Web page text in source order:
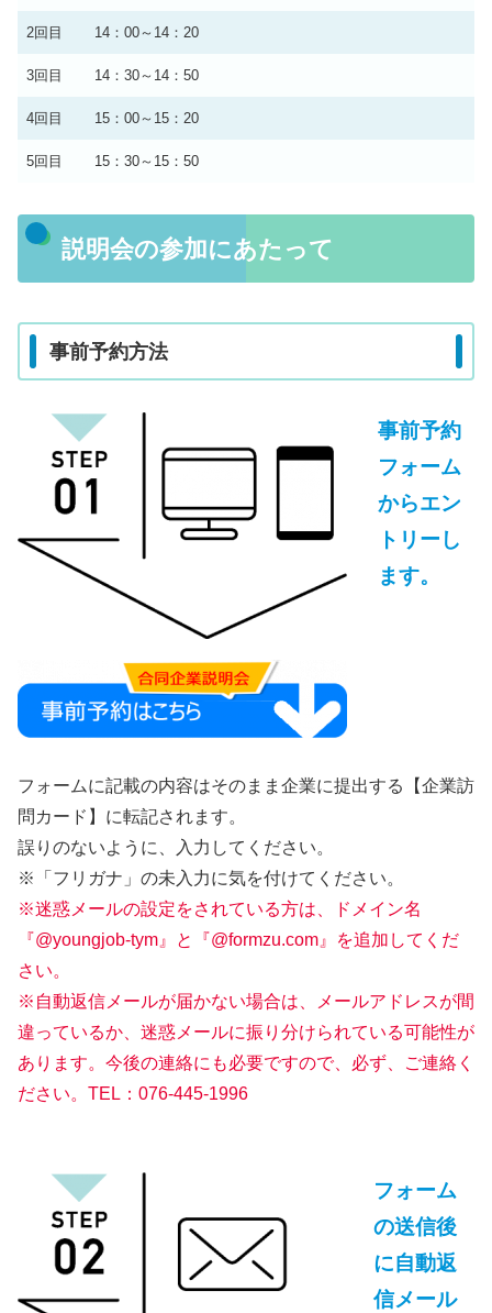
2回目 14：00～14：20
3回目 14：30～14：50
4回目 15：00～15：20
5回目 15：30～15：50
説明会の参加にあたって
事前予約方法
事前予約
フォーム
からエン
トリーし
ます。
フォームに記載の内容はそのまま企業に提出する【企業訪
問カード】に転記されます。
誤りのないように、入力してください。
※「フリガナ」の未入力に気を付けてください。
※迷惑メールの設定をされている方は、ドメイン名
『@youngjob-tym』と『@formzu.com』を追加してくだ
さい。
※自動返信メールが届かない場合は、メールアドレスが間
違っているか、迷惑メールに振り分けられている可能性が
あります。今後の連絡にも必要ですので、必ず、ご連絡く
ださい。TEL：076-445-1996
フォーム
の送信後
に自動返
信メール